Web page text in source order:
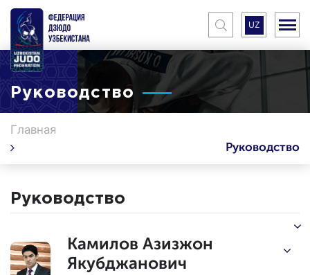
UZ
Руководство
Главная
Руководство
Руководство
Камилов Азизжон
Якубджанович